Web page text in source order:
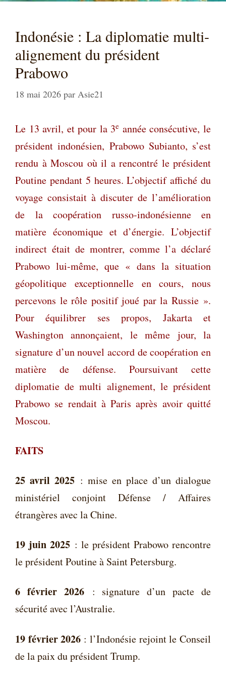
Indonésie : La diplomatie multi-
alignement du président
Prabowo
18 mai 2026 par Asie21
Le 13 avril, et pour la 3e année consécutive, le
président indonésien, Prabowo Subianto, s’est
rendu à Moscou où il a rencontré le président
Poutine pendant 5 heures. L’objectif affiché du
voyage consistait à discuter de l’amélioration
de la coopération russo-indonésienne en
matière économique et d’énergie. L’objectif
indirect était de montrer, comme l’a déclaré
Prabowo lui-même, que « dans la situation
géopolitique exceptionnelle en cours, nous
percevons le rôle positif joué par la Russie ».
Pour équilibrer ses propos, Jakarta et
Washington annonçaient, le même jour, la
signature d’un nouvel accord de coopération en
matière de défense. Poursuivant cette
diplomatie de multi alignement, le président
Prabowo se rendait à Paris après avoir quitté
Moscou.
FAITS
25 avril 2025 : mise en place d’un dialogue
ministériel conjoint Défense / Affaires
étrangères avec la Chine.
19 juin 2025 : le président Prabowo rencontre
le président Poutine à Saint Petersburg.
6 février 2026: signature d’un pacte de
sécurité avec l’Australie.
19 février 2026 : l’Indonésie rejoint le Conseil
de la paix du président Trump.